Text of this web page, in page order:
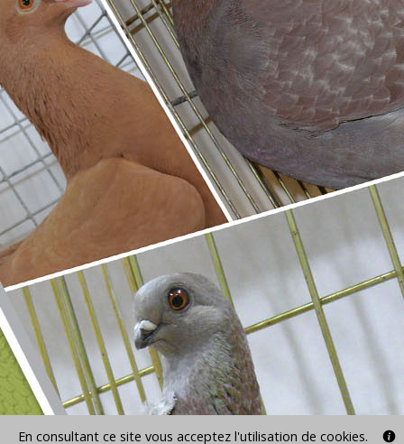
En consultant ce site vous acceptez l'utilisation de cookies.